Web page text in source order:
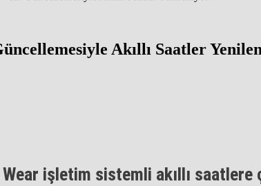
Akıllı Saatler
işletim sistemli akıllı